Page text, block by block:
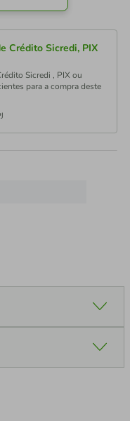
Crédito Sicredi, PIX
Sicredi , PIX ou
para a compra deste